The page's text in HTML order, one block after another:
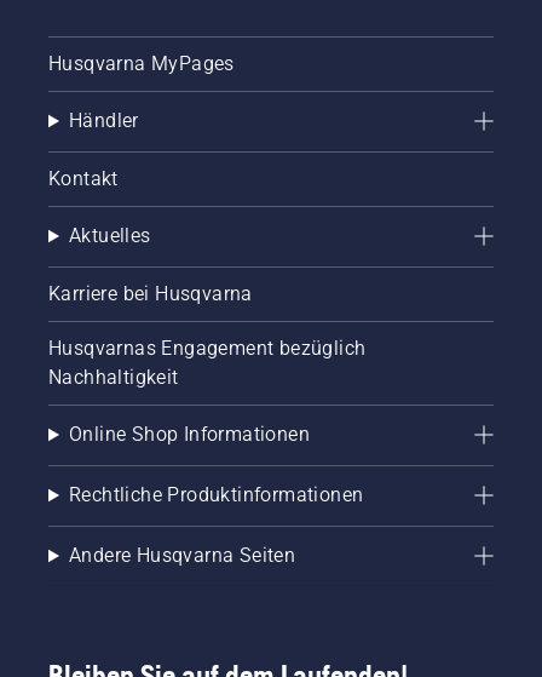
Husqvarna MyPages
Händler
Kontakt
Aktuelles
Karriere bei Husqvarna
Husqvarnas Engagement bezüglich
Nachhaltigkeit
Online Shop Informationen
Rechtliche Produktinformationen
Andere Husqvarna Seiten